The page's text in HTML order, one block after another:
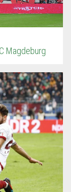
Magdeburg